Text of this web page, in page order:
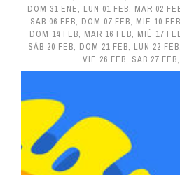
DOM 31 ENE, LUN 01 FEB, MAR 02
SÁB 06 FEB, DOM 07 FEB, MIÉ 10 FEB
DOM 14 FEB, MAR 16 FEB, MIÉ 17
SÁB 20 FEB, DOM 21 FEB, LUN 22 FEB
VIE 26 FEB, SÁB 27 FEB,